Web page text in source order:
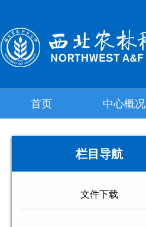
首页 中心概况
栏目导航
文件下载